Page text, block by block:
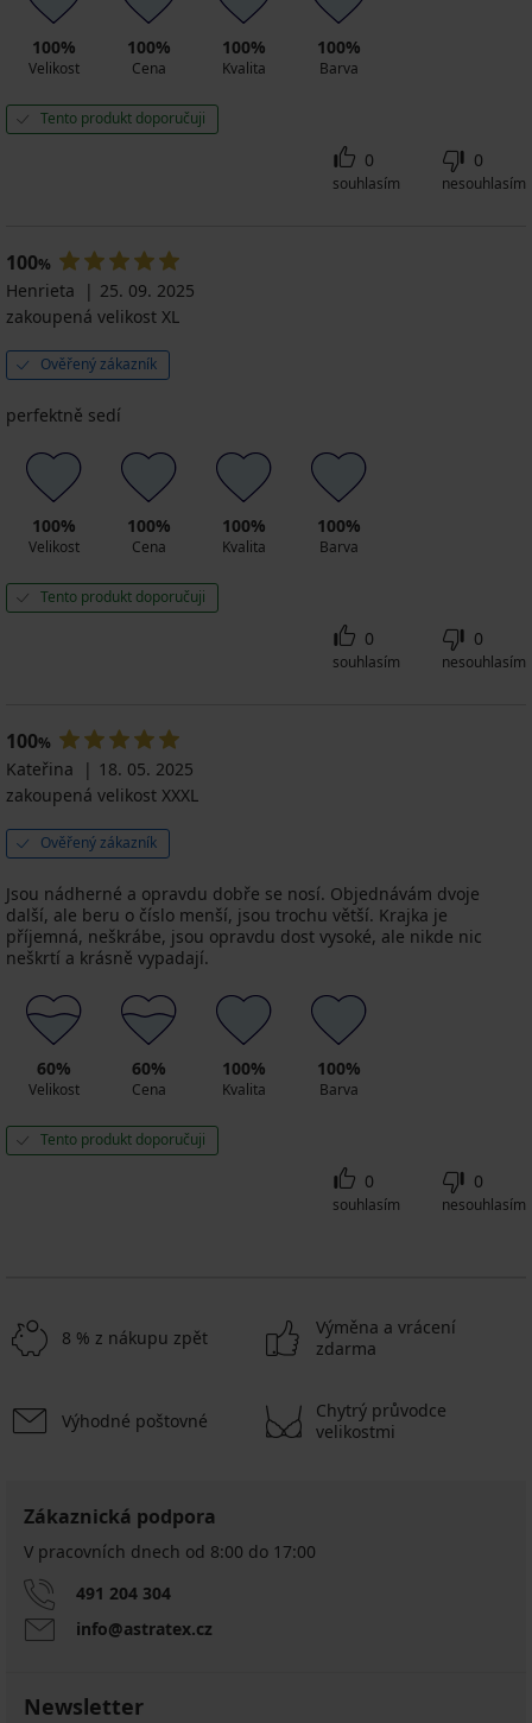
100%
Velikost
100%
Cena
100%
Kvalita
100%
Barva
Tento produkt doporučuji
0
souhlasím
0
nesouhlasím
100%
Henrieta
25. 09. 2025
zakoupená velikost XL
Ověřený zákazník
perfektně sedí
100%
Velikost
100%
Cena
100%
Kvalita
100%
Barva
Tento produkt doporučuji
0
souhlasím
0
nesouhlasím
100%
Kateřina
18. 05. 2025
zakoupená velikost XXXL
Ověřený zákazník
Jsou nádherné a opravdu dobře se nosí. Objednávám dvoje
další, ale beru o číslo menší, jsou trochu větší. Krajka je
příjemná, neškrábe, jsou opravdu dost vysoké, ale nikde nic
neškrtí a krásně vypadají.
60%
Velikost
60%
Cena
100%
Kvalita
100%
Barva
Tento produkt doporučuji
0
souhlasím
0
nesouhlasím
8 % z nákupu zpět
Výměna a vrácení
zdarma
Výhodné poštovné
Chytrý průvodce
velikostmi
Zákaznická podpora
V pracovních dnech od 8:00 do 17:00
491 204 304
info@astratex.cz
Newsletter